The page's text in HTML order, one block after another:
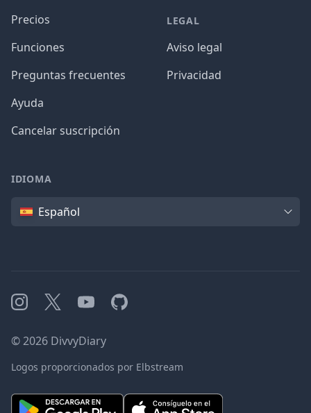
Precios
Funciones
Preguntas frecuentes
Ayuda
Cancelar suscripción
LEGAL
Aviso legal
Privacidad
IDIOMA
IdiomaEspañol
Instagram
X YouTubeGitHub
©2026 DivvyDiary
Logos proporcionados por Elbstream